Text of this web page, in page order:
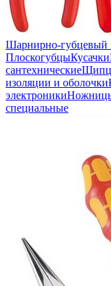
Шарнирно-губцевый
ПлоскогубцыКусачки
сантехнические
изоляции и оболочки
электроникиНожницы
специальные